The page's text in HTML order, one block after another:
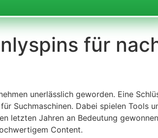
für
unerlässlich geworden. Eine
Suchmaschinen. Dabei spielen Tools
letzten Jahren an Bedeutung
Content.